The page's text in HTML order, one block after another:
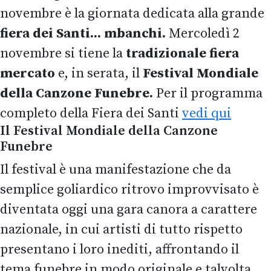
novembre è la giornata dedicata alla grande
fiera dei Santi... mbanchi. Mercoledì 2
novembre si tiene la tradizionale fiera
mercato e, in serata, il Festival Mondiale
della Canzone Funebre. Per il programma
completo della Fiera dei Santi vedi qui
Il Festival Mondiale della Canzone
Funebre
Il festival è una manifestazione che da
semplice goliardico ritrovo improvvisato è
diventata oggi una gara canora a carattere
nazionale, in cui artisti di tutto rispetto
presentano i loro inediti, affrontando il